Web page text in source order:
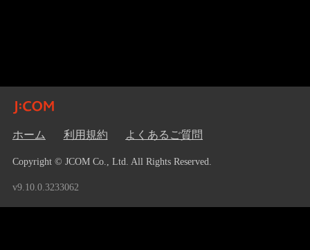
ホーム 利用規約 よくあるご質問
Copyright © JCOM Co., Ltd. All Rights Reserved.
v9.10.0.3233062